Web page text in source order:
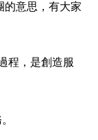
的意思，有大家
程，是創造服